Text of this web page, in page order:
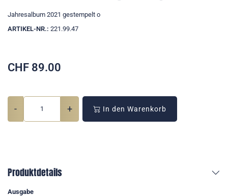
Jahresalbum 2021 gestempelt o
ARTIKEL-NR.: 221.99.47
CHF 89.00
- + In den Warenkorb
Produktdetails
Ausgabe